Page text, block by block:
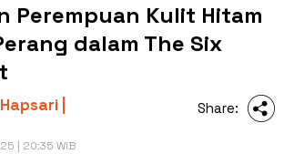
Perempuan Kulit Hitam
dalam The Six
|
| 20:35 WIB
Share: